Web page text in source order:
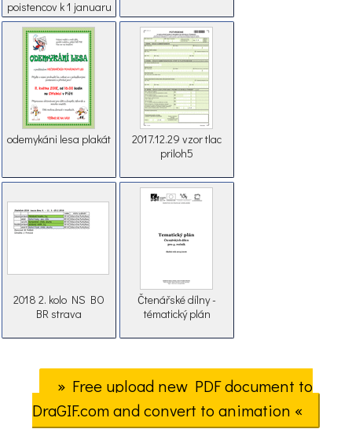
poistencov k 1 januaru
2018
odemykáni lesa plakát
2017.12.29 vzor tlac
priloh5
2018 2. kolo NS BO
BR strava
Čtenářské dílny -
tématický plán
» Free upload new PDF document to
DraGIF.com and convert to animation «